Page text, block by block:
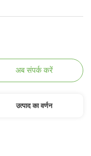
अब संपर्क करें
उत्पाद का वर्णन